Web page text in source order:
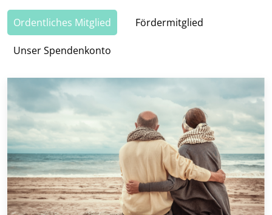
Ordentliches Mitglied Fördermitglied
Unser Spendenkonto